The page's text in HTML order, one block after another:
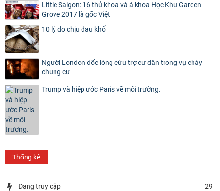
Little Saigon: 16 thủ khoa và á khoa Học Khu Garden
Grove 2017 là gốc Việt
10 lý do chịu đau khổ
Người London dốc lòng cứu trợ cư dân trong vụ cháy
chung cư
Trump và hiệp ước Paris về môi trường.
Thống kê
Đang truy cập 29